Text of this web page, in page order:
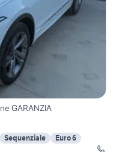
GARANZIA
Sequenziale
Euro 6